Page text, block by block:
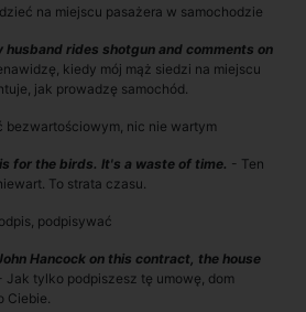
na miejscu pasażera w samochodzie
husband rides shotgun and comments on
kiedy mój mąż siedzi na miejscu
jak prowadzę samochód.
bezwartościowym, nic nie wartym
for the birds. It's a waste of time. - Ten
To strata czasu.
podpisywać
Hancock on this contract, the house
Jak tylko podpiszesz tę umowę, dom
Ciebie.